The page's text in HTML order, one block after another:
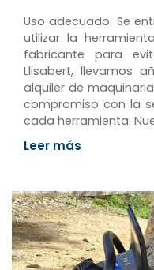
Uso adecuado: Se
utilizar la
fabricante para
Llisabert, llevamos
alquiler de
compromiso con la
cada herramienta.
Leer más